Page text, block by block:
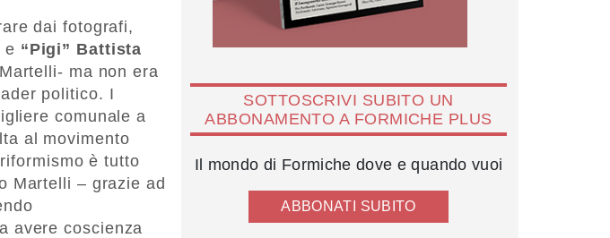
dai fotografi,
e “Pigi” Battista
ma non era
politico. I
comunale a
al movimento
è tutto
Martelli – grazie ad
avere coscienza
SOTTOSCRIVI SUBITO UN
ABBONAMENTO A FORMICHE PLUS
Il mondo di Formiche dove e quando vuoi
ABBONATI SUBITO